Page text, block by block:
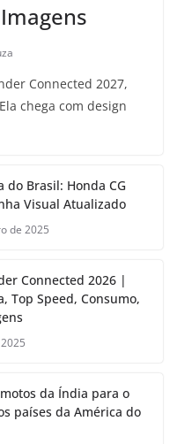
Connected 2027,
chega com design
do Brasil: Honda CG
Visual Atualizado
de 2025
Connected 2026 |
Top Speed, Consumo,
da Índia para o
países da América do